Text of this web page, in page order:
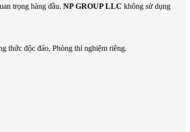
trọng hàng đầu. NP GROUP LLC không sử dụng
thức độc đáo, Phòng thí nghiệm riêng.